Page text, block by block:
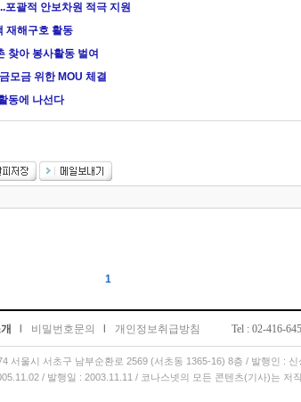
포괄적 안보차원 적극 지원
재해구호 활동
찾아 봉사활동 벌여
모금 위한 MOU 체결
동에 나선다
1
비밀번호문의 개인정보취급방침 Tel : 02-416-
서울시 서초구 남부순환로 2569 (서초동 1365-16) 8층 / 발행인 :
/ 발행일 : 2003.11.11 / 코나스넷의 모든 콘텐츠(기사)는 저